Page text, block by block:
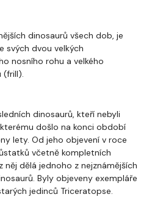
dinosaurů všech dob, je
svých dvou velkých
nosního rohu a velkého
(frill).
dinosaurů, kteří nebyli
došlo na konci období
lety. Od jeho objevení v roce
včetně kompletních
dělá jednoho z nejznámějších
Byly objeveny exempláře
jedinců Triceratopse.